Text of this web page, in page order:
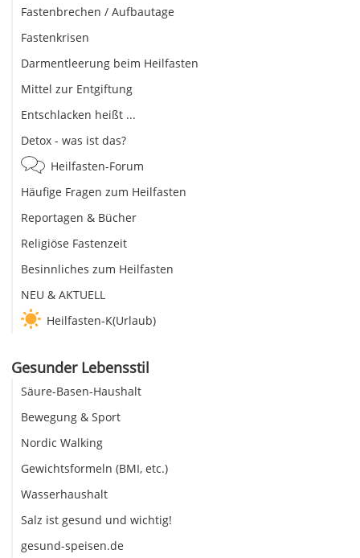
Fastenbrechen / Aufbautage
Fastenkrisen
Darmentleerung beim Heilfasten
Mittel zur Entgiftung
Entschlacken heißt ...
Detox - was ist das?
Heilfasten-Forum
Häufige Fragen zum Heilfasten
Reportagen & Bücher
Religiöse Fastenzeit
Besinnliches zum Heilfasten
NEU & AKTUELL
Heilfasten-K(Urlaub)
Gesunder Lebensstil
Säure-Basen-Haushalt
Bewegung & Sport
Nordic Walking
Gewichtsformeln (BMI, etc.)
Wasserhaushalt
Salz ist gesund und wichtig!
gesund-speisen.de